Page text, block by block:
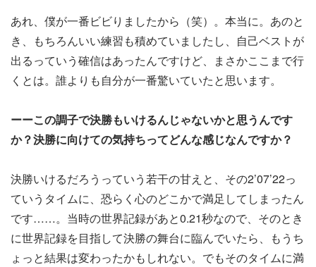
あれ、僕が一番ビビりましたから（笑）。本当に。あのと
き、もちろんいい練習も積めていましたし、自己ベストが
出るっていう確信はあったんですけど、まさかここまで行
くとは。誰よりも自分が一番驚いていたと思います。
ーーこの調子で決勝もいけるんじゃないかと思うんです
か？決勝に向けての気持ちってどんな感じなんですか？
決勝いけるだろうっていう若干の甘えと、その2’07’22っ
ていうタイムに、恐らく心のどこかで満足してしまったん
です……。当時の世界記録があと0.21秒なので、そのとき
に世界記録を目指して決勝の舞台に臨んでいたら、もうち
ょっと結果は変わったかもしれない。でもそのタイムに満